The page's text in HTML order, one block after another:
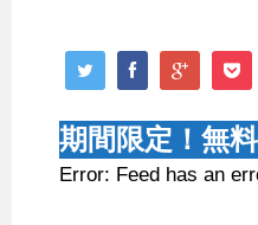
期間限定！無
Error: Feed has an